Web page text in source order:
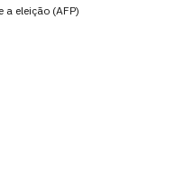
eleição (AFP)